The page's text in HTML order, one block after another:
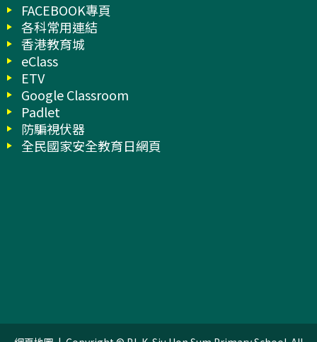
FACEBOOK專頁
各科常用連結
香港教育城
eClass
ETV
Google Classroom
Padlet
防騙視伏器
全民國家安全教育日網頁